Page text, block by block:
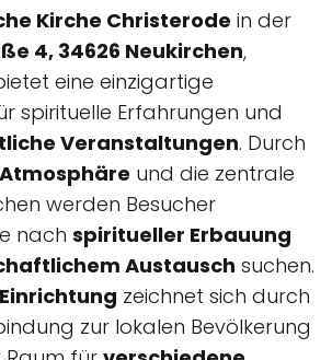
Kirche Christerode in der
4, 34626 Neukirchen,
eine einzigartige
spirituelle Erfahrungen und
Veranstaltungen. Durch
und die zentrale
werden Besucher
nach spiritueller Erbauung
Austausch suchen.
zeichnet sich durch
zur lokalen Bevölkerung